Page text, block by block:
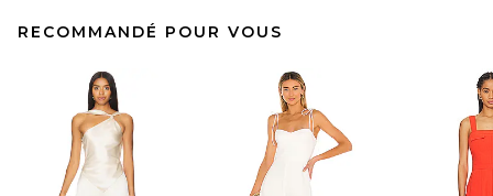
RECOMMANDÉ POUR VOUS